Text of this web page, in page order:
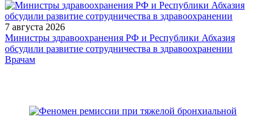
7 августа 2026
Министры здравоохранения РФ и Республики Абхазия
обсудили развитие сотрудничества в здравоохранении
/pharmacy/zamena-upakovki-preparata-iz-za-problem-s-kodom-v-
Врачам